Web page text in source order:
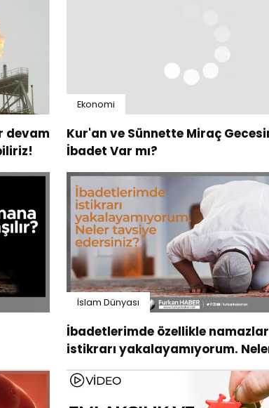
devam
Ekonomi
Kur'an ve Sünnette Miraç
İbadet Var mı?
İslam Dünyası
İbadetlerimde özellikle
istikrarı yakalayamıyorum.
tavsiye edersiniz?